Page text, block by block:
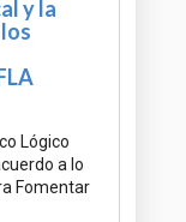
y la
Lógico
a lo
Fomentar